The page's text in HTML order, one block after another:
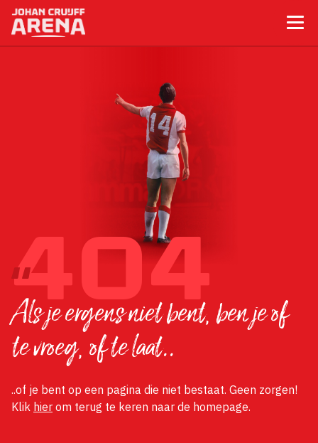
Als je ergens niet bent, ben je of
te vroeg, of te laat..
..of je bent op een pagina die niet bestaat. Geen zorgen!
Klik hier om terug te keren naar de homepage.